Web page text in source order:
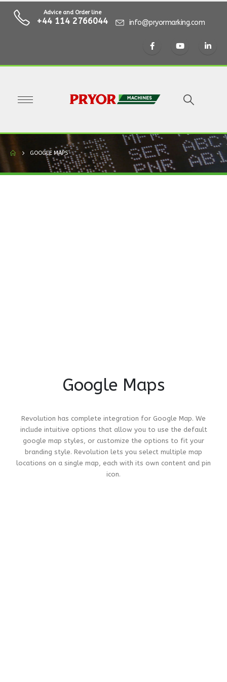
Advice and Order line
+44 114 2766044 info@pryormarking.com
GOOGLE MAPS
Google Maps
Revolution has complete integration for Google Map. We
include intuitive options that allow you to use the default
google map styles, or customize the options to fit your
branding style. Revolution lets you select multiple map
locations on a single map, each with its own content and pin
icon.